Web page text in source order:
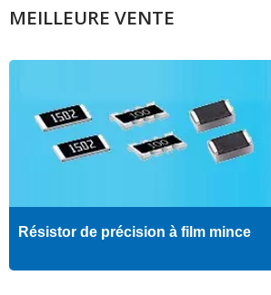
MEILLEURE VENTE
Résistor de précision à film mince